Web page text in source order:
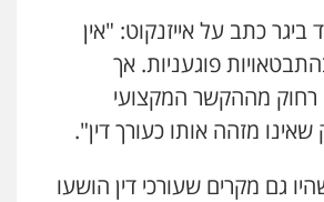
ביגר כתב על אייזנקוט: "אין
פוגעניות. אך
רחוק מההקשר המקצועי
שאינו מזהה אותו כעורך דין".
גם מקרים שעורכי דין הושעו